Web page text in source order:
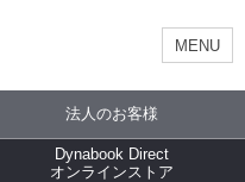
MENU
法人のお客様
Dynabook Direct
オンラインストア